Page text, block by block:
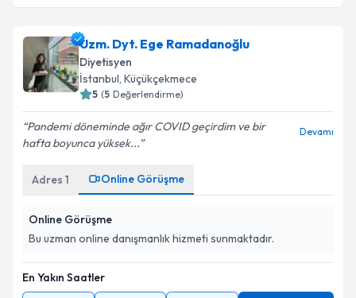
Uzm. Dyt. Ege Ramadanoğlu
Diyetisyen
İstanbul, Küçükçekmece
5 (5 Değerlendirme)
Pandemi döneminde ağır COVID geçirdim ve bir
hafta boyunca yüksek...
Devamı
Adres 1 Online Görüşme
Online Görüşme
Bu uzman online danışmanlık hizmeti sunmaktadır.
En Yakın Saatler